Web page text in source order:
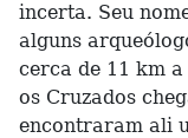
incerta. Seu
alguns
cerca de 11 km a
os Cruzados
encontraram ali